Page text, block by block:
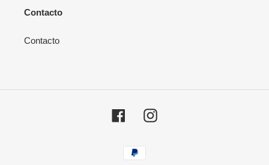
Contacto
Contacto
FacebookInstagram
Métodos
de